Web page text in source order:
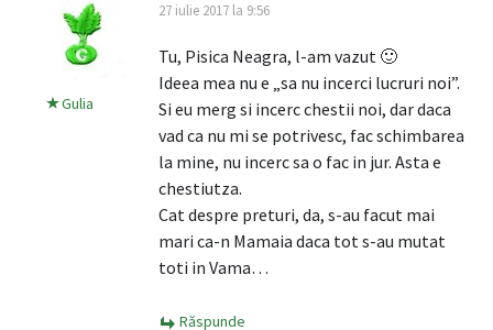
Gulia
27 iulie 2017 la 9:56
Tu, Pisica Neagra, l-am vazut 🙂
Ideea mea nu e „sa nu incerci lucruri noi”.
Si eu merg si incerc chestii noi, dar daca
vad ca nu mi se potrivesc, fac schimbarea
la mine, nu incerc sa o fac in jur. Asta e
chestiutza.
Cat despre preturi, da, s-au facut mai
mari ca-n Mamaia daca tot s-au mutat
toti in Vama…
Răspunde